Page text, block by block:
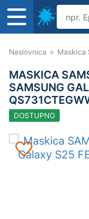
Naslovnica > Maskica
MASKICA
SAMSUNG
DOSTUPNO